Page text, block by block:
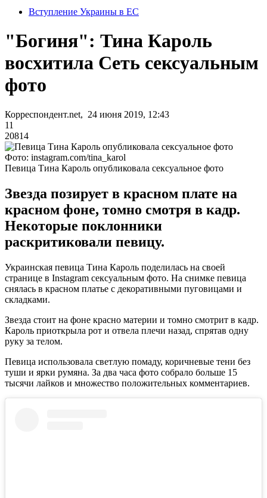
Вступление Украины в ЕС
"Богиня": Тина Кароль
восхитила Сеть сексуальным
фото
Корреспондент.net, 24 июня 2019, 12:43
11
20814
Фото: instagram.com/tina_karol
Певица Тина Кароль опубликовала сексуальное фото
Звезда позирует в красном плате на
красном фоне, томно смотря в кадр.
Некоторые поклонники
раскритиковали певицу.
Украинская певица Тина Кароль поделилась на своей
странице в Instagram сексуальным фото. На снимке певица
снялась в красном платье с декоративными пуговицами и
складками.
Звезда стоит на фоне красно материи и томно смотрит в кадр.
Кароль приоткрыла рот и отвела плечи назад, спрятав одну
руку за телом.
Певица использовала светлую помаду, коричневые тени без
туши и ярки румяна. За два часа фото собрало больше 15
тысячи лайков и множество положительных комментариев.